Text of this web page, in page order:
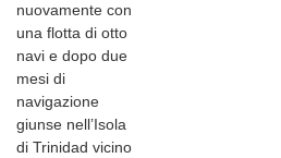
nuovamente con
una flotta di otto
navi e dopo due
mesi di
navigazione
giunse nell’Isola
di Trinidad vicino